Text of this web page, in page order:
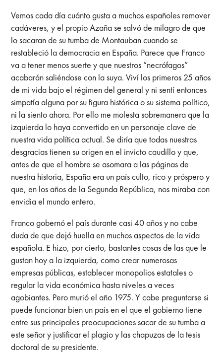
Vemos cada día cuánto gusta a muchos españoles remover
cadáveres, y el propio Azaña se salvó de milagro de que
lo sacaran de su tumba de Montauban cuando se
restableció la democracia en España. Parece que Franco
va a tener menos suerte y que nuestros “necrófagos”
acabarán saliéndose con la suya. Viví los primeros 25 años
de mi vida bajo el régimen del general y ni sentí entonces
simpatía alguna por su figura histórica o su sistema político,
ni la siento ahora. Por ello me molesta sobremanera que la
izquierda lo haya convertido en un personaje clave de
nuestra vida política actual. Se diría que todas nuestras
desgracias tienen su origen en el invicto caudillo y que,
antes de que el hombre se asomara a las páginas de
nuestra historia, España era un país culto, rico y próspero y
que, en los años de la Segunda República, nos miraba con
envidia el mundo entero.
Franco gobernó el país durante casi 40 años y no cabe
duda de que dejó huella en muchos aspectos de la vida
española. E hizo, por cierto, bastantes cosas de las que le
gustan hoy a la izquierda, como crear numerosas
empresas públicas, establecer monopolios estatales o
regular la vida económica hasta niveles a veces
agobiantes. Pero murió el año 1975. Y cabe preguntarse si
puede funcionar bien un país en el que el gobierno tiene
entre sus principales preocupaciones sacar de su tumba a
este señor y justificar el plagio y las chapuzas de la tesis
doctoral de su presidente.